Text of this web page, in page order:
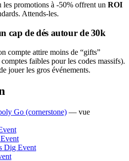
promotions à -50% offrent un ROI
Attends-les.
cap de dés autour de 30k
compte attire moins de “gifts”
faibles pour les codes massifs).
jouer les gros événements.
Go (cornerstone) — vue
Dig Event